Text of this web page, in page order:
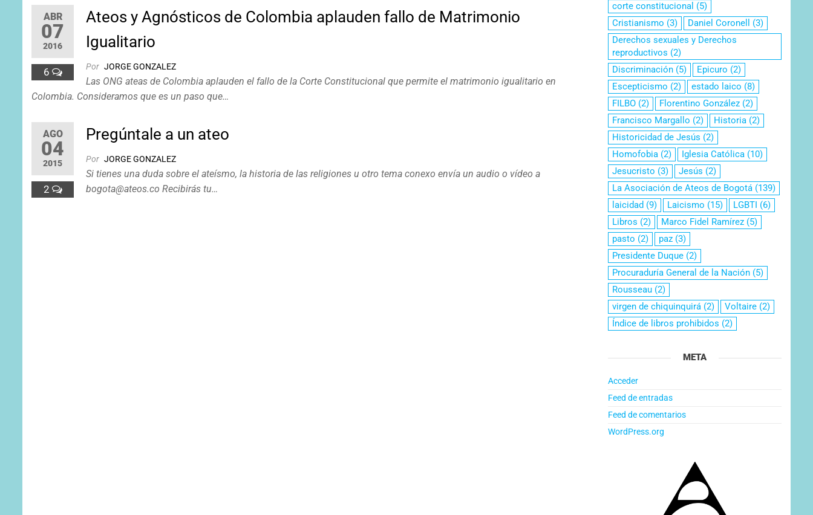
ABR
07
2016
6
Ateos y Agnósticos de Colombia aplauden fallo de Matrimonio
Igualitario
Por JORGE GONZALEZ
Las ONG ateas de Colombia aplauden el fallo de la Corte Constitucional que permite el matrimonio igualitario en
Colombia. Consideramos que es un paso que…
AGO
04
2015
2
Pregúntale a un ateo
Por JORGE GONZALEZ
Si tienes una duda sobre el ateísmo, la historia de las religiones u otro tema conexo envía un audio o vídeo a
bogota@ateos.co Recibirás tu…
corte constitucional (5)
Cristianismo (3) Daniel Coronell
(3)
Derechos sexuales y Derechos
reproductivos (2)
Discriminación(5) Epicuro (2)
Escepticismo (2) estado laico (8)
FILBO(2) Florentino González(2)
Francisco Margallo (2) Historia(2)
Historicidad de Jesús (2)
Homofobia(2) Iglesia Católica(10)
Jesucristo (3) Jesús (2)
La Asociación de Ateos de Bogotá(139)
laicidad (9) Laicismo (15) LGBTI (6)
Libros (2) Marco Fidel Ramírez(5)
pasto (2) paz(3)
Presidente Duque(2)
Procuraduría General de la Nación(5)
Rousseau(2)
virgen de chiquinquirá(2) Voltaire(2)
Índice de libros prohibidos (2)
META
Acceder
Feed de entradas
Feed de comentarios
WordPress.org